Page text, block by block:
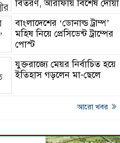
বিতরণ, আরাফায় বিশেষ দোয়া
বাংলাদেশের ‘ডোনাল্ড ট্রাম্প’
মহিষ নিয়ে প্রেসিডেন্ট ট্রাম্পের
পোস্ট
যুক্তরাজ্যে মেয়র নির্বাচিত হয়ে
ইতিহাস গড়লেন মা-ছেলে
আরো খবর